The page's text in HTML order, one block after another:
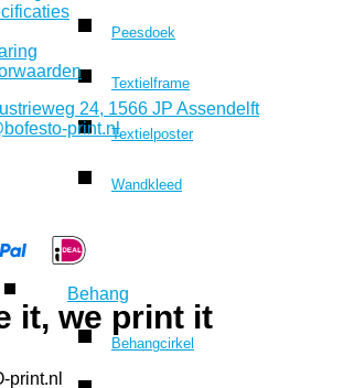
Peesdoek
Textielframe
Textielposter
Wandkleed
Behang
Behangcirkel
24, 1566 JP Assendelft
print.nl
it, we print it
print.nl